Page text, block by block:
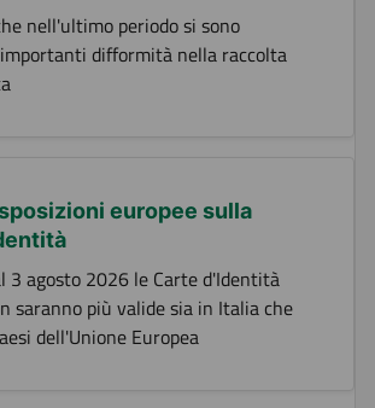
nell'ultimo periodo si sono
difformità nella raccolta
europee sulla
3 agosto 2026 le Carte d'Identità
saranno più valide sia in Italia che
dell'Unione Europea